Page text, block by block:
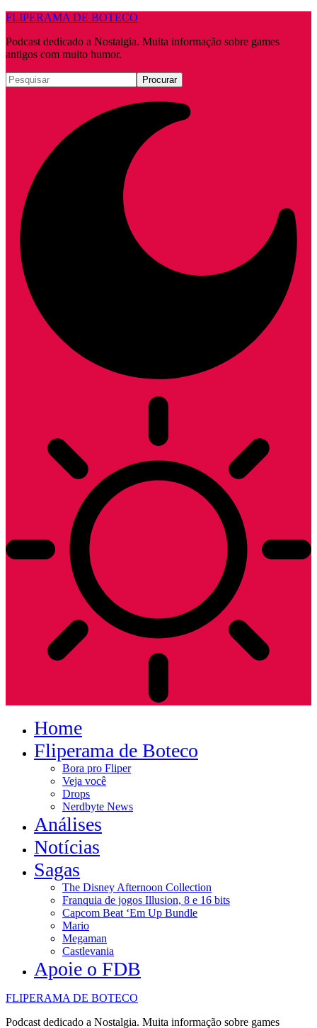
FLIPERAMA DE BOTECO
Podcast dedicado a Nostalgia. Muita informação sobre games
antigos com muito humor.
Home
Fliperama de Boteco
Bora pro Fliper
Veja você
Drops
Nerdbyte News
Análises
Notícias
Sagas
The Disney Afternoon Collection
Franquia de jogos Illusion, 8 e 16 bits
Capcom Beat ‘Em Up Bundle
Mario
Megaman
Castlevania
Apoie o FDB
FLIPERAMA DE BOTECO
Podcast dedicado a Nostalgia. Muita informação sobre games